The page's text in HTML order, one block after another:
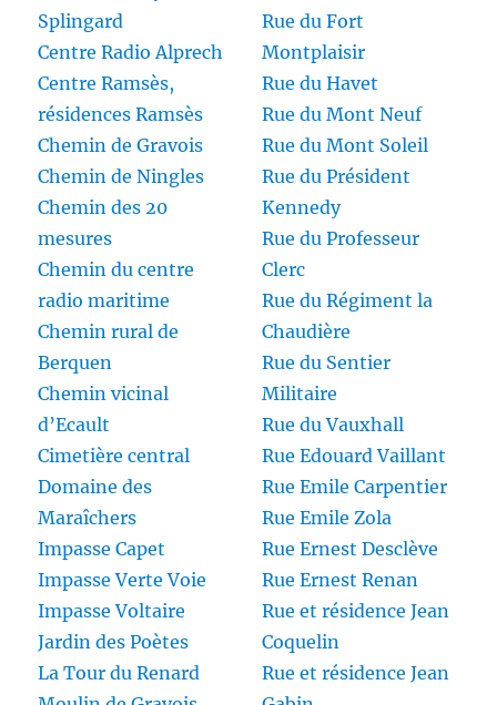
Splingard
Centre Radio Alprech
Centre Ramsès,
résidences Ramsès
Chemin de Gravois
Chemin de Ningles
Chemin des 20
mesures
Chemin du centre
radio maritime
Chemin rural de
Berquen
Chemin vicinal
d’Ecault
Cimetière central
Domaine des
Maraîchers
Impasse Capet
Impasse Verte Voie
Impasse Voltaire
Jardin des Poètes
La Tour du Renard
Rue du Fort
Montplaisir
Rue du Havet
Rue du Mont Neuf
Rue du Mont Soleil
Rue du Président
Kennedy
Rue du Professeur
Clerc
Rue du Régiment la
Chaudière
Rue du Sentier
Militaire
Rue du Vauxhall
Rue Edouard Vaillant
Rue Emile Carpentier
Rue Emile Zola
Rue Ernest Desclève
Rue Ernest Renan
Rue et résidence Jean
Coquelin
Rue et résidence Jean